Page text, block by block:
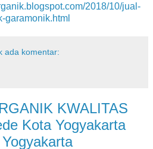
2018/10/jual-
garamonik.html
ada komentar:
KWALITAS
Kota Yogyakarta